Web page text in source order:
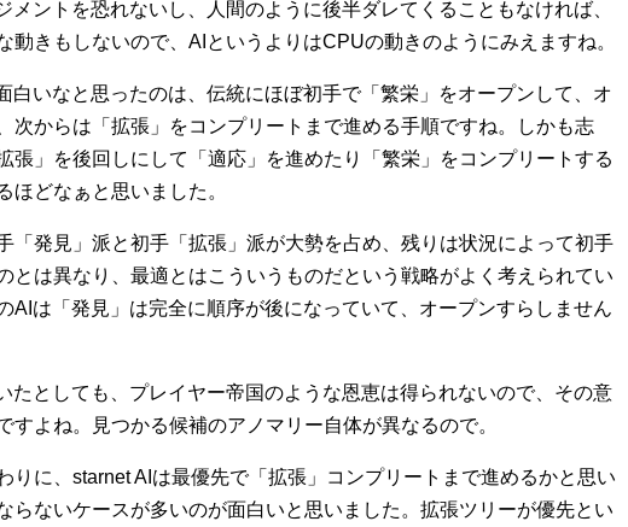
メントを恐れないし、人間のように後半ダレてくることもなければ、
動きもしないので、AIというよりはCPUの動きのようにみえますね。
白いなと思ったのは、伝統にほぼ初手で「繁栄」をオープンして、オ
次からは「拡張」をコンプリートまで進める手順ですね。しかも志
張」を後回しにして「適応」を進めたり「繁栄」をコンプリートする
ほどなぁと思いました。
「発見」派と初手「拡張」派が大勢を占め、残りは状況によって初手
とは異なり、最適とはこういうものだという戦略がよく考えられてい
AIは「発見」は完全に順序が後になっていて、オープンすらしません
たとしても、プレイヤー帝国のような恩恵は得られないので、その意
すよね。見つかる候補のアノマリー自体が異なるので。
りに、starnet AIは最優先で「拡張」コンプリートまで進めるかと思い
らないケースが多いのが面白いと思いました。拡張ツリーが優先とい